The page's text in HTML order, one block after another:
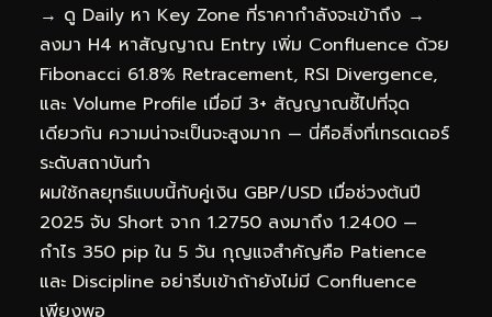
→ ดู Daily หา Key Zone ที่ราคากำลังจะเข้าถึง →
ลงมา H4 หาสัญญาณ Entry เพิ่ม Confluence ด้วย
Fibonacci 61.8% Retracement, RSI Divergence,
และ Volume Profile เมื่อมี 3+ สัญญาณชี้ไปที่จุด
เดียวกัน ความน่าจะเป็นจะสูงมาก — นี่คือสิ่งที่เทรดเดอร์
ระดับสถาบันทำ
ผมใช้กลยุทธ์แบบนี้กับคู่เงิน GBP/USD เมื่อช่วงต้นปี
2025 จับ Short จาก 1.2750 ลงมาถึง 1.2400 —
กำไร 350 pip ใน 5 วัน กุญแจสำคัญคือ Patience
และ Discipline อย่ารีบเข้าถ้ายังไม่มี Confluence
เพียงพอ